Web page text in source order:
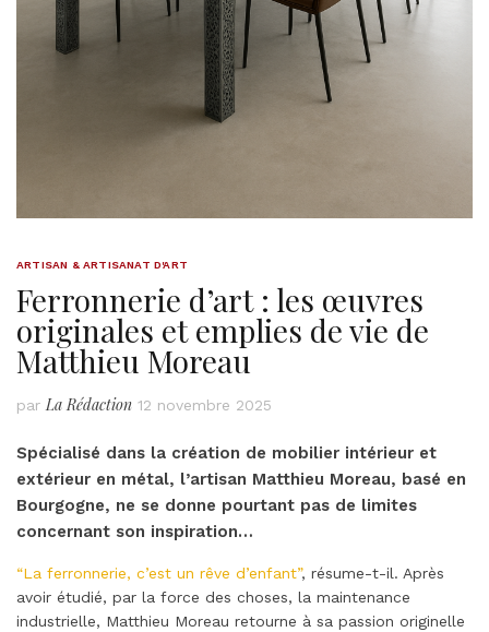
ARTISAN & ARTISANAT D'ART
Ferronnerie d’art : les œuvres
originales et emplies de vie de
Matthieu Moreau
parLa Rédaction 12 novembre 2025
Spécialisé dans la création de mobilier intérieur et
extérieur en métal, l’artisan Matthieu Moreau, basé en
Bourgogne, ne se donne pourtant pas de limites
concernant son inspiration…
“La ferronnerie, c’est un rêve d’enfant”, résume-t-il. Après
avoir étudié, par la force des choses, la maintenance
industrielle, Matthieu Moreau retourne à sa passion originelle